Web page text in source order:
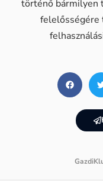
történő bármilyen
felelősségére